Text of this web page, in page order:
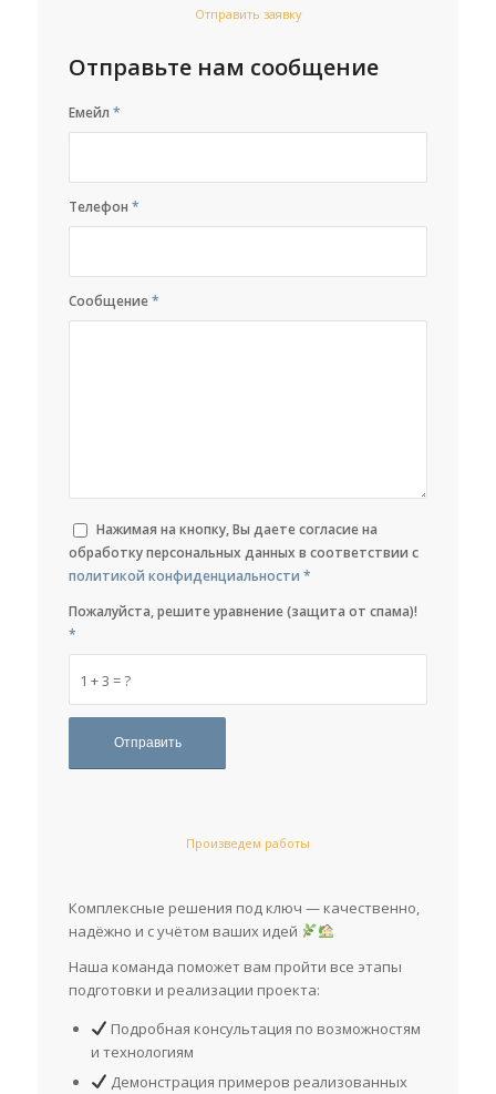
Отправить заявку
Отправьте нам сообщение
Емейл*
Телефон*
Сообщение*
Нажимая на кнопку, Вы даете согласие на
обработку персональных данных в соответствии с
политикой конфиденциальности *
1 + 3 = ?
Пожалуйста, решите уравнение (защита от спама)!
*
Произведем работы
Комплексные решения под ключ — качественно,
надёжно и с учётом ваших идей
Наша команда поможет вам пройти все этапы
подготовки и реализации проекта:
Подробная консультация по возможностям
и технологиям
Демонстрация примеров реализованных